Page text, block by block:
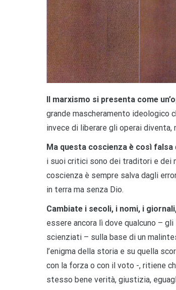
Il marxismo si presenta come
grande mascheramento
invece di liberare gli operai
Ma questa coscienza è così falsa
i suoi critici sono dei traditori e dei
coscienza è sempre salva dagli
in terra ma senza Dio.
Cambiate i secoli, i nomi, i
essere ancora lì dove qualcuno –
scienziati – sulla base di un
l’enigma della storia e su quella
con la forza o con il voto -, ritiene
stesso bene verità, giustizia,